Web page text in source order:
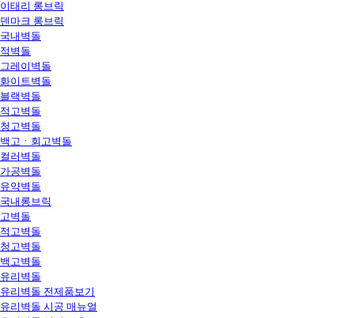
이태리 롱브릭
덴마크 롱브릭
국내벽돌
적벽돌
그레이벽돌
화이트벽돌
블랙벽돌
적고벽돌
청고벽돌
백고ㆍ회고벽돌
컬러벽돌
가공벽돌
유약벽돌
국내롱브릭
고벽돌
적고벽돌
청고벽돌
백고벽돌
유리벽돌
유리벽돌 전제품보기
유리벽돌 시공 매뉴얼